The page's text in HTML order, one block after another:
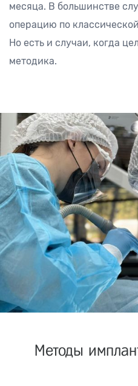
месяца. В большинстве
операцию по
Но есть и случаи, когда
методика.
Методы